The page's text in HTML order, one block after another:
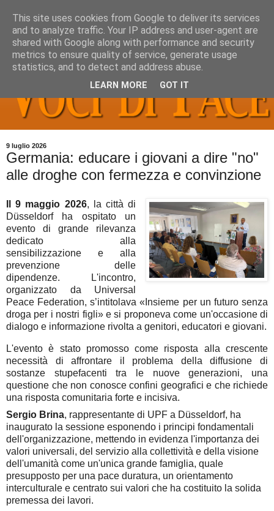
9 luglio 2026
Germania: educare i giovani a dire "no"
alle droghe con fermezza e convinzione
Il 9 maggio 2026, la città di
Düsseldorf ha ospitato un
evento di grande rilevanza
dedicato alla
sensibilizzazione e alla
prevenzione delle
dipendenze. L'incontro,
organizzato da Universal
Peace Federation, s’intitolava «Insieme per un futuro senza
droga per i nostri figli» e si proponeva come un'occasione di
dialogo e informazione rivolta a genitori, educatori e giovani.
L'evento è stato promosso come risposta alla crescente
necessità di affrontare il problema della diffusione di
sostanze stupefacenti tra le nuove generazioni, una
questione che non conosce confini geografici e che richiede
una risposta comunitaria forte e incisiva.
Sergio Brina, rappresentante di UPF a Düsseldorf, ha
inaugurato la sessione esponendo i principi fondamentali
dell'organizzazione, mettendo in evidenza l'importanza dei
valori universali, del servizio alla collettività e della visione
dell'umanità come un'unica grande famiglia, quale
presupposto per una pace duratura, un orientamento
interculturale e centrato sui valori che ha costituito la solida
premessa dei lavori.
This site uses cookies from Google to deliver its services
and to analyze traffic. Your IP address and user-agent are
shared with Google along with performance and security
metrics to ensure quality of service, generate usage
statistics, and to detect and address abuse.
LEARN MORE GOT IT